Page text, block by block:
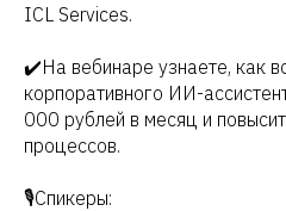
ICL Services.
✔️На вебинаре узнаете, как
корпоративного ИИ-
000 рублей в месяц и
процессов.
🎙Спикеры: